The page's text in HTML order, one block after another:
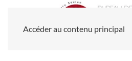
Accéder au contenu principal